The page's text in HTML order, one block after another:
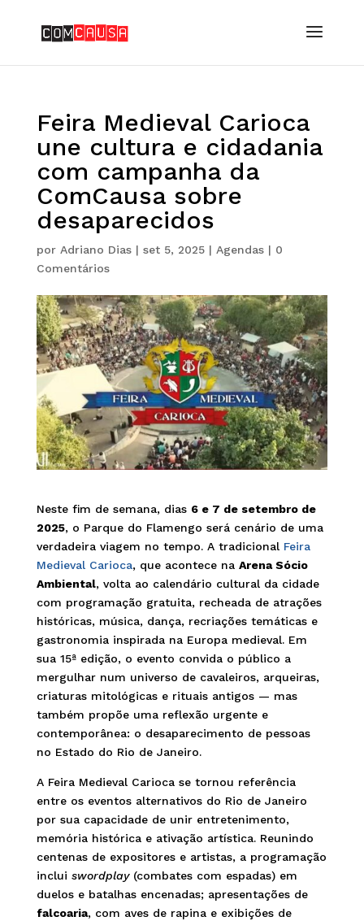
Feira Medieval Carioca
une cultura e cidadania
com campanha da
ComCausa sobre
desaparecidos
por Adriano Dias| set 5, 2025| Agendas| 0
Comentários
Neste fim de semana, dias 6 e 7 de setembro de
2025, o Parque do Flamengo será cenário de uma
verdadeira viagem no tempo. A tradicional Feira
Medieval Carioca, que acontece na Arena Sócio
Ambiental, volta ao calendário cultural da cidade
com programação gratuita, recheada de atrações
históricas, música, dança, recriações temáticas e
gastronomia inspirada na Europa medieval. Em
sua 15ª edição, o evento convida o público a
mergulhar num universo de cavaleiros, arqueiras,
criaturas mitológicas e rituais antigos — mas
também propõe uma reflexão urgente e
contemporânea: o desaparecimento de pessoas
no Estado do Rio de Janeiro.
A Feira Medieval Carioca se tornou referência
entre os eventos alternativos do Rio de Janeiro
por sua capacidade de unir entretenimento,
memória histórica e ativação artística. Reunindo
centenas de expositores e artistas, a programação
inclui swordplay(combates com espadas) em
duelos e batalhas encenadas; apresentações de
falcoaria, com aves de rapina e exibições de